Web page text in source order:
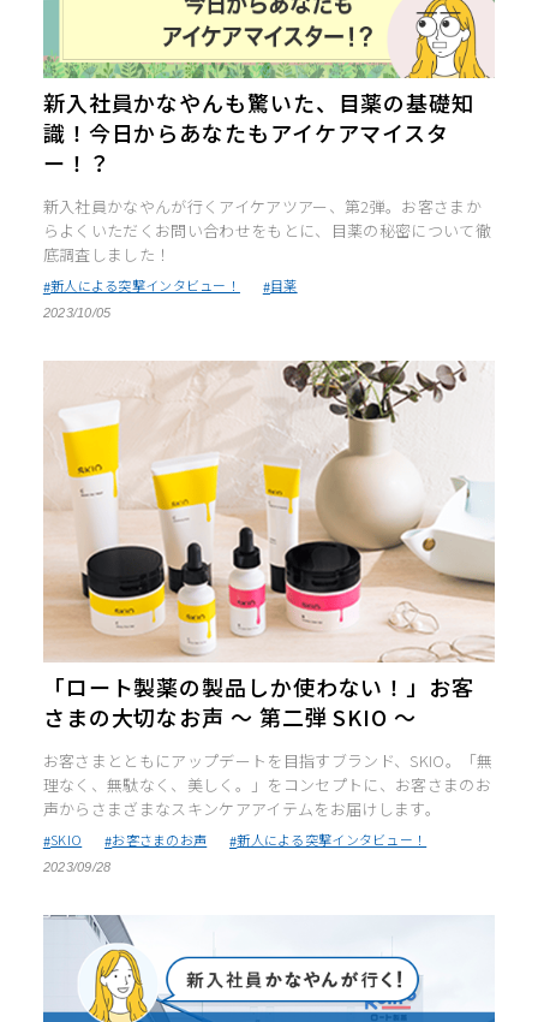
医薬品・目薬
その他
ブランドから探す
キャンペーンから探す
サイトマップ
新入社員かなやんも驚いた、目薬の基礎知
識！今日からあなたもアイケアマイスタ
ー！？
新入社員かなやんが行くアイケアツアー、第2弾。お客さまか
らよくいただくお問い合わせをもとに、目薬の秘密について徹
底調査しました！
新人による突撃インタビュー！ 目薬
2023/10/05
「ロート製薬の製品しか使わない！」お客
さまの大切なお声 ～ 第二弾 SKIO ～
お客さまとともにアップデートを目指すブランド、SKIO。「無
理なく、無駄なく、美しく。」をコンセプトに、お客さまのお
声からさまざまなスキンケアアイテムをお届けします。
SKIO お客さまのお声 新人による突撃インタビュー！
2023/09/28